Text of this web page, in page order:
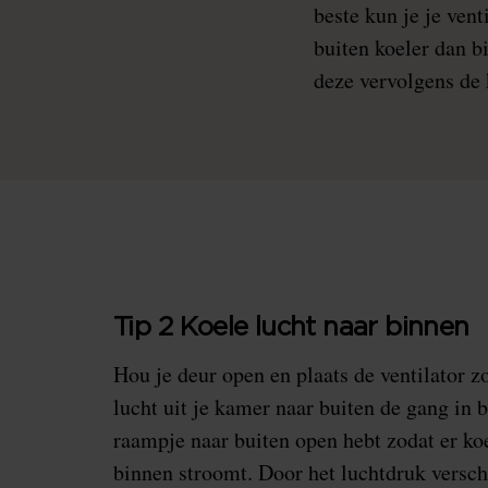
beste kun je je
buiten koeler dan
deze vervolgens
Tip 2 Koele lucht naar binnen
Hou je deur open en plaats de ventilator
lucht uit je kamer naar buiten de gang in
raampje naar buiten open hebt zodat er
binnen stroomt. Door het luchtdruk